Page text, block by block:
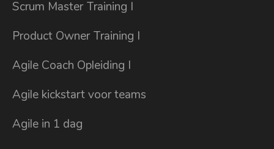
Scrum Master Training I
Product Owner Training I
Agile Coach Opleiding I
Agile kickstart voor teams
Agile in 1 dag